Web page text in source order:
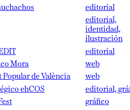
editorial
editorial,
identidad,
ilustración
editorial
Mora
web
Popular de València
web
ehCOS
editorial,
gráfico